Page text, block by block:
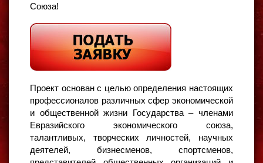
Союза!
Проект основан с целью определения настоящих
профессионалов различных сфер экономической
и общественной жизни Государства – членами
Евразийского экономического союза,
талантливых, творческих личностей, научных
деятелей, бизнесменов, спортсменов,